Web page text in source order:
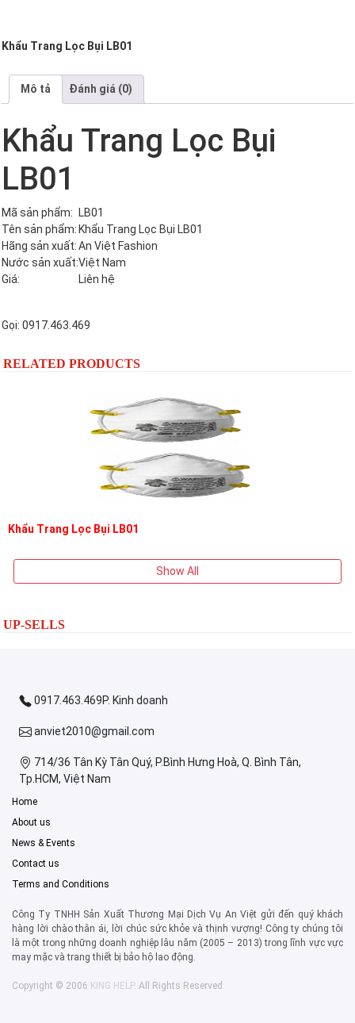
Khẩu Trang Lọc Bụi LB01
Mô tả Đánh giá (0)
Khẩu Trang Lọc Bụi
LB01
Mã sản phẩm:
LB01
Tên sản phẩm: Khẩu Trang Lọc Bụi LB01
Hãng sản xuất:An Việt Fashion
Nước sản xuất:Việt Nam
Giá:
Liên hệ
Gọi: 0917.463.469
RELATED PRODUCTS
Khẩu Trang Lọc Bụi LB01
Show All
UP-SELLS
0917.463.469P. Kinh doanh
anviet2010@gmail.com
714/36 Tân Kỳ Tân Quý, P.Bình Hưng Hoà, Q. Bình Tân,
Tp.HCM, Việt Nam
Home
About us
News & Events
Contact us
Terms and Conditions
Công Ty TNHH Sản Xuất Thương Mại Dịch Vụ An Việt gửi đến quý khách
hàng lời chào thân ái, lời chúc sức khỏe và thịnh vượng! Công ty chúng tôi
là một trong những doanh nghiệp lâu năm (2005 – 2013) trong lĩnh vực vực
may mặc và trang thiết bị bảo hộ lao động.
Copyright © 2006 KING HELP. All Rights Reserved